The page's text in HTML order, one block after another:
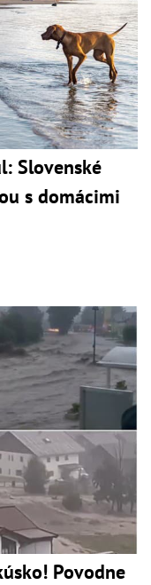
Slovenské
s domácimi
Povodne